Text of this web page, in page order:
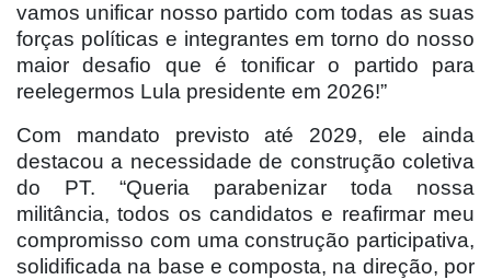
vamos unificar nosso partido com todas as suas
forças políticas e integrantes em torno do nosso
maior desafio que é tonificar o partido para
reelegermos Lula presidente em 2026!”
Com mandato previsto até 2029, ele ainda
destacou a necessidade de construção coletiva
do PT. “Queria parabenizar toda nossa
militância, todos os candidatos e reafirmar meu
compromisso com uma construção participativa,
solidificada na base e composta, na direção, por